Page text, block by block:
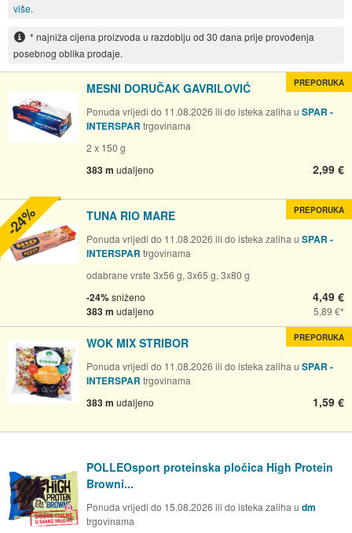
više.
* najniža cijena proizvoda u razdoblju od 30 dana prije provođenja
posebnog oblika prodaje.
MESNI DORUČAK GAVRILOVIĆ
Ponuda vrijedi do 11.08.2026 ili do isteka zaliha u SPAR -
INTERSPAR trgovinama
2 x 150 g
383 m udaljeno 2,99 €
PREPORUKA
TUNA RIO MARE
Ponuda vrijedi do 11.08.2026 ili do isteka zaliha u SPAR -
INTERSPAR trgovinama
odabrane vrste 3x56 g, 3x65 g, 3x80 g
-24%sniženo
383 m udaljeno
4,49 €
5,89 €
PREPORUKA
-24%
WOK MIX STRIBOR
Ponuda vrijedi do 11.08.2026 ili do isteka zaliha u SPAR -
INTERSPAR trgovinama
383 m udaljeno 1,59 €
PREPORUKA
POLLEOsport proteinska pločica High Protein
Browni...
Ponuda vrijedi do 15.08.2026 ili do isteka zaliha u dm
trgovinama